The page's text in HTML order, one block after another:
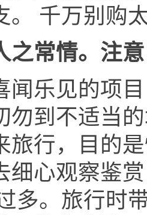
。 千万别购
之常情。注
闻乐见的项
勿到不适当
旅行，目的
细心观察鉴
多。旅行时